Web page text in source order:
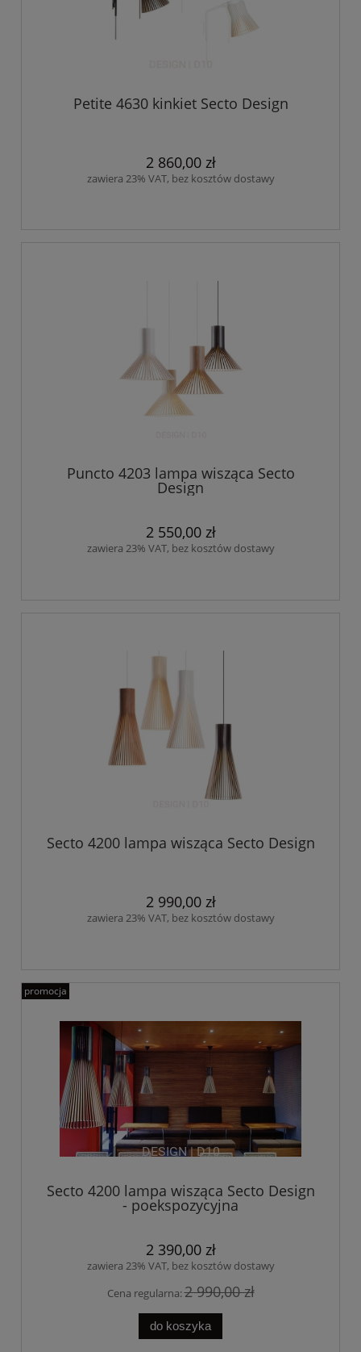
Petite 4630 kinkiet Secto Design
2 860,00 zł
zawiera 23% VAT, bez kosztów dostawy
Puncto 4203 lampa wisząca Secto
Design
2 550,00 zł
zawiera 23% VAT, bez kosztów dostawy
Secto 4200 lampa wisząca Secto Design
2 990,00 zł
zawiera 23% VAT, bez kosztów dostawy
Secto 4200 lampa wisząca Secto Design
- poekspozycyjna
2 390,00 zł
zawiera 23% VAT, bez kosztów dostawy
Cena regularna:2 990,00 zł
do koszyka
promocja